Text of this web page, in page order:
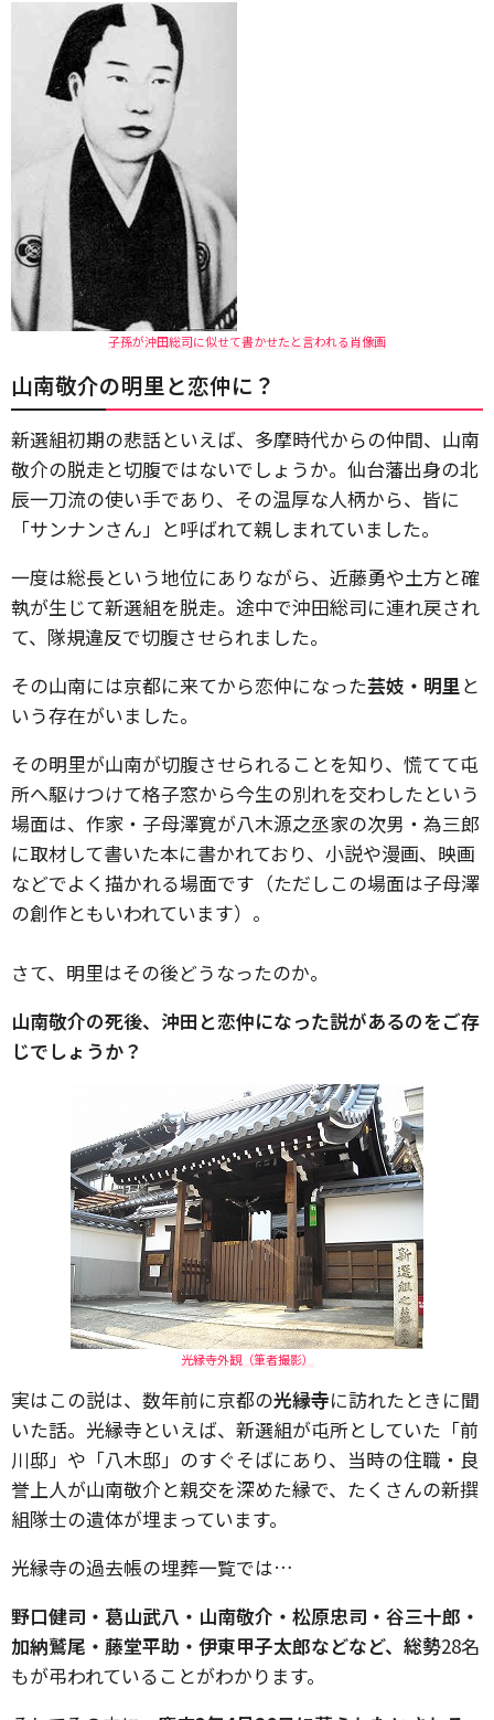
子孫が沖田総司に似せて書かせたと言われる肖像画
山南敬介の明里と恋仲に？
新選組初期の悲話といえば、多摩時代からの仲間、 山南
敬介の脱走と切腹ではないでしょうか。仙台藩出身の北
辰一刀流の使い手であり、その温厚な人柄から、皆に
「サンナンさん」と呼ばれて親しまれていました。
一度は総長という地位にありながら、近藤勇や土方と確
執が生じて新選組を脱走。途中で沖田総司に連れ戻され
て、隊規違反で切腹させられました。
その山南には京都に来てから恋仲になった芸妓 ・明里と
いう存在がいました。
その明里が山南が切腹させられることを知り、慌てて屯
所へ駆けつけて格子窓から今生の別れを交わしたという
場面は、作家・子母澤寛が八木源之丞家の次男・為三郎
に取材して書いた本に書かれており、 小説や漫画、映画
などでよく描かれる場面です（ただしこの場面は子母澤
の創作ともいわれています）。
さて、明里はその後どうなったのか。
山南敬介の死後、沖田と恋仲になった説があるのをご存
じでしょうか？
光縁寺外観（筆者撮影）
実はこの説は、数年前に京都の光縁寺に訪れたときに聞
いた話。 光縁寺といえば、新選組が屯所としていた「前
川邸」や「八木邸」のすぐそばにあり、 当時の住職・良
誉上人が山南敬介と親交を深めた縁で、たくさんの新撰
組隊士の遺体が埋まっています。
光縁寺の過去帳の埋葬一覧では…
野口健司・葛山武八・山南敬介・松原忠司・谷三十郎・
加納鷲尾・藤堂平助・伊東甲子太郎などなど、総勢28名
もが弔われていることがわかります。